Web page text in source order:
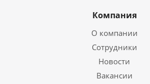
Компания
О компании
Сотрудники
Новости
Вакансии